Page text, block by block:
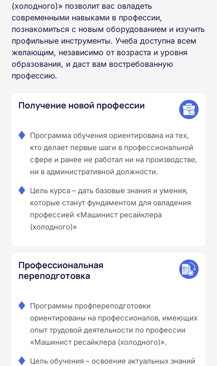
(холодного)» позволит вас овладеть
современными навыками в профессии,
познакомиться с новым оборудованием и изучить
профильные инструменты. Учеба доступна всем
желающим, независимо от возраста и уровня
образования, и даст вам востребованную
профессию.
Получение новой профессии
Программа обучения ориентирована на тех,
кто делает первые шаги в профессиональной
сфере и ранее не работал ни на производстве,
ни в административной должности.
Цель курса – дать базовые знания и умения,
которые станут фундаментом для овладения
профессией «Машинист ресайклера
(холодного)»
Профессиональная
переподготовка
Программы профпереподготовки
ориентированы на профессионалов, имеющих
опыт трудовой деятельности по профессии
«Машинист ресайклера (холодного)».
Цель обучения – освоение актуальных знаний